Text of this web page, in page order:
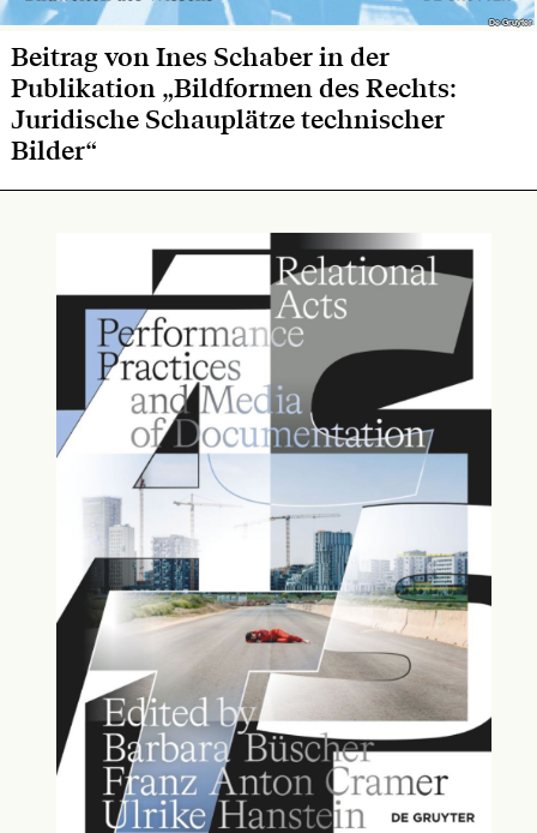
De Gruyter
De Gruyter
Beitrag von Ines Schaber in der
Publikation „Bildformen des Rechts:
Juridische Schauplätze technischer
Bilder“